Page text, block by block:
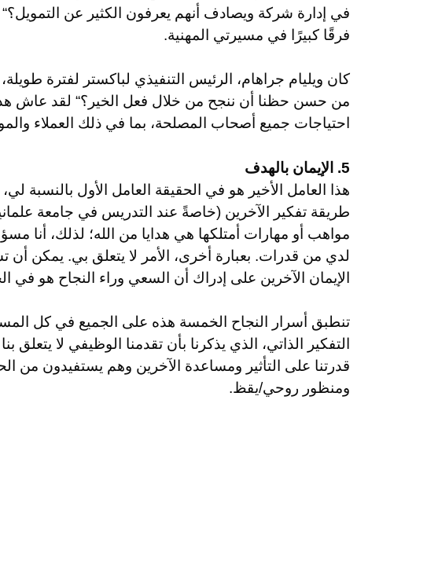
في إدارة شركة ويصادف أنهم يعرفون الكثير عن
فرقًا كبيرًا في مسيرتي المهنية.
كان ويليام جراهام، الرئيس التنفيذي لباكستر لفترة
من حسن حظنا أن ننجح من خلال فعل الخير؟“ لقد عاش هذه
احتياجات جميع أصحاب المصلحة، بما في ذلك العملاء
5. الإيمان بالهدف
هذا العامل الأخير هو في الحقيقة العامل الأول بالنسبة
طريقة تفكير الآخرين (خاصةً عند التدريس في جامعة
مواهب أو مهارات أمتلكها هي هدايا من الله؛ لذلك، أنا
لدي من قدرات. بعبارة أخرى، الأمر لا يتعلق بي. يمكن أن
الإيمان الآخرين على إدراك أن السعي وراء النجاح هو في
تنطبق أسرار النجاح الخمسة هذه على الجميع في كل
التفكير الذاتي، الذي يذكرنا بأن تقدمنا الوظيفي لا
قدرتنا على التأثير ومساعدة الآخرين وهم يستفيدون من
ومنظور روحي/يقظ.